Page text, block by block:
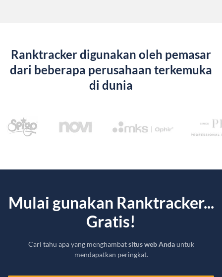
Ranktracker digunakan oleh pemasar
dari beberapa perusahaan terkemuka
di dunia
Mulai gunakan Ranktracker...
Gratis!
Cari tahu apa yang menghambatsitus web Andauntuk
mendapatkan peringkat.